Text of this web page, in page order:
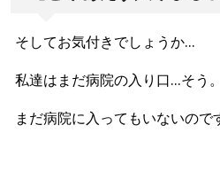
そしてお気付きでしょうか…
私達はまだ病院の入り口…そう。
まだ病院に入ってもいないので